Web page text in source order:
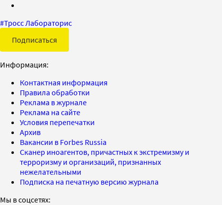
#Тросс Лабораторис
Подписаться
Информация:
Контактная информация
Правила обработки
Реклама в журнале
Реклама на сайте
Условия перепечатки
Архив
Вакансии в Forbes Russia
Сканер иноагентов, причастных к экстремизму и
терроризму и организаций, признанных
нежелательными
Подписка на печатную версию журнала
Мы в соцсетях: